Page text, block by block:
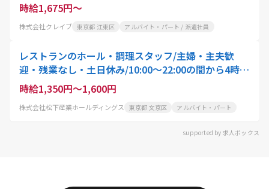
時給1,675円～
株式会社クレイブ 東京都 江東区 アルバイト・パート / 派遣社員
レストランのホール・調理スタッフ/主婦・主夫歓
迎・残業なし・土日休み/10:00〜22:00の間から4時
間〜就業可能/スタッフ・アクティオ
時給1,350円～1,600円
株式会社松下産業ホールディングス 東京都 文京区 アルバイト・パート
supported by 求人ボックス